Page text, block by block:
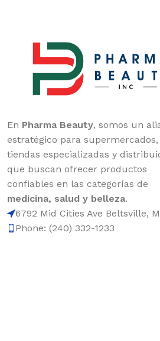
En Pharma Beauty, somos un
estratégico para supermercados,
tiendas especializadas y
que buscan ofrecer productos
confiables en las categorías de
medicina, salud y belleza.
6792 Mid Cities Ave Beltsville,
Phone: (240) 332-1233